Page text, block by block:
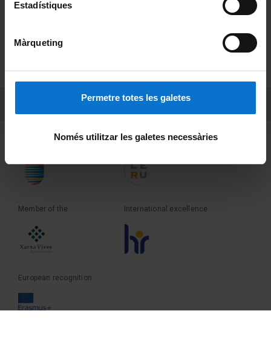
Estadístiques
Màrqueting
Permetre totes les galetes
Només utilitzar les galetes necessàries
MENÚ PEU 1
Terms and privacy
Founder of the Member of the
Member of the International excellence
European recognition